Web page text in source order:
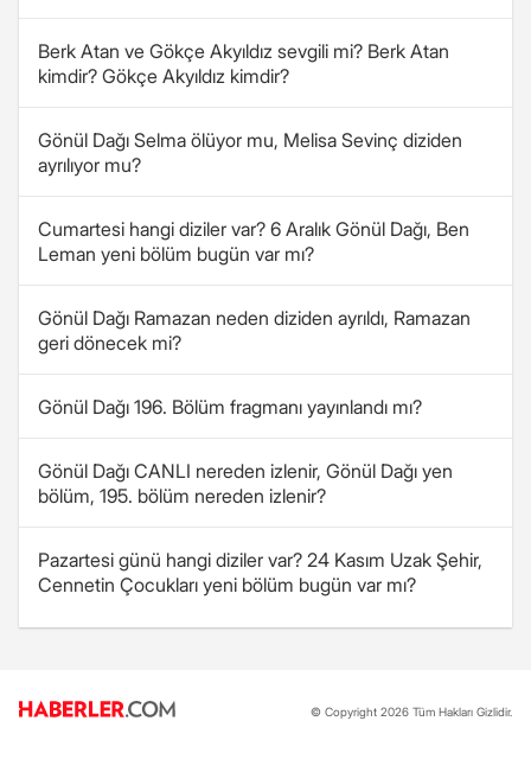
Berk Atan ve Gökçe Akyıldız sevgili mi? Berk Atan
kimdir? Gökçe Akyıldız kimdir?
Gönül Dağı Selma ölüyor mu, Melisa Sevinç diziden
ayrılıyor mu?
Cumartesi hangi diziler var? 6 Aralık Gönül Dağı, Ben
Leman yeni bölüm bugün var mı?
Gönül Dağı Ramazan neden diziden ayrıldı, Ramazan
geri dönecek mi?
Gönül Dağı 196. Bölüm fragmanı yayınlandı mı?
Gönül Dağı CANLI nereden izlenir, Gönül Dağı yen
bölüm, 195. bölüm nereden izlenir?
Pazartesi günü hangi diziler var? 24 Kasım Uzak Şehir,
Cennetin Çocukları yeni bölüm bugün var mı?
© Copyright 2026 Tüm Hakları Gizlidir.